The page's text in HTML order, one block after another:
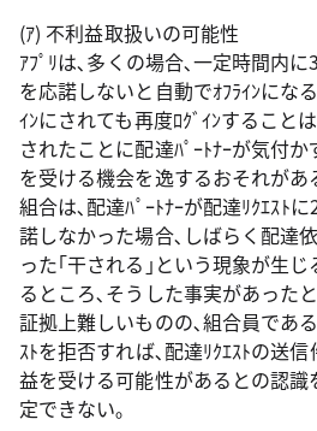
(ｱ) 不利益取扱いの可能性
ｱﾌﾟﾘは､多くの場合､一定時間内
を応諾しないと自動でｵﾌﾗｲﾝにな
ｲﾝにされても再度ﾛｸﾞｲﾝすること
されたことに配達ﾊﾟｰﾄﾅｰが気付
を受ける機会を逸するおそれがあ
組合は､配達ﾊﾟｰﾄﾅｰが配達ﾘｸｴｽﾄ
諾しなかった場合､しばらく配達
った｢干される｣という現象が生
るところ､そうした事実があった
証拠上難しいものの､組合員であ
ｽﾄを拒否すれば､配達ﾘｸｴｽﾄの送
益を受ける可能性があるとの認識
定できない｡